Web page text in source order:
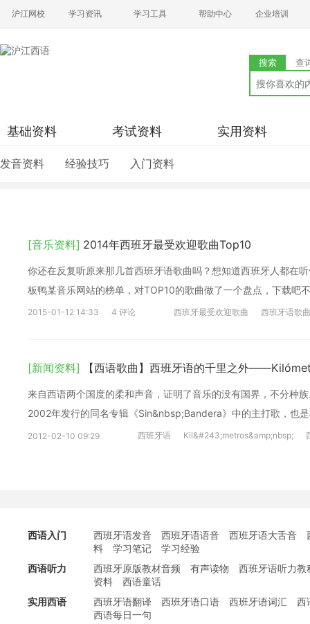
沪江网校 学习资讯 学习工具 帮助中心 企业培训
搜索 查
基础资料 考试资料 实用资料
发音资料 经验技巧 入门资料
[音乐资料] 2014年西班牙最受欢迎歌曲Top10
你还在反复听原来那几首西班牙语歌曲吗？想知道西班牙人都在
板鸭某音乐网站的榜单，对TOP10的歌曲做了一个盘点，下载吧
2015-01-12 14:33 4 评论 西班牙最受欢迎歌曲 西班牙语歌曲
[新闻资料] 【西语歌曲】西班牙语的千里之外
来自西语两个国度的柔和声音，证明了音乐的没有国界，不分种
2002年发行的同名专辑《Sin&nbsp;Bandera》中的主打歌，也
2012-02-10 09:29 西班牙语 Kil&#243;metros&amp;nbsp;
西语入门 西班牙语发音 西班牙语语音 西班牙语大舌音
料
学习笔记
学习经验
西语听力
西班牙原版教材音频 有声读物
西班牙语听力教
资料
西语童话
实用西语
西班牙语翻译 西班牙语口语 西班牙语词汇
西
西语每日一句